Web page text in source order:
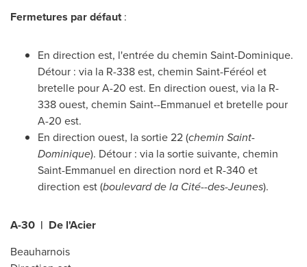
Fermetures par défaut:
En direction est, l'entrée du chemin Saint-Dominique.
Détour : via la R-338 est, chemin Saint-Féréol et
bretelle pour A-20 est. En direction ouest, via la R-
338 ouest, chemin Saint--Emmanuel et bretelle pour
A-20 est.
En direction ouest, la sortie 22 (chemin Saint-
Dominique). Détour : via la sortie suivante, chemin
Saint-Emmanuel en direction nord et R-340 et
direction est (boulevard de la Cité--des-Jeunes).
A-30 | De l'Acier
Beauharnois